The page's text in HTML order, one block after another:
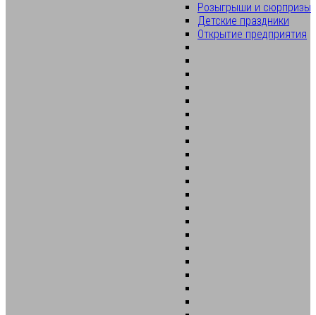
Розыгрыши и сюрпризы
Детские праздники
Открытие предприятия